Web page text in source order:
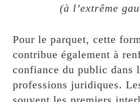
(à l’extrême
Pour le parquet, cette
contribue également à
confiance du public dans
professions juridiques.